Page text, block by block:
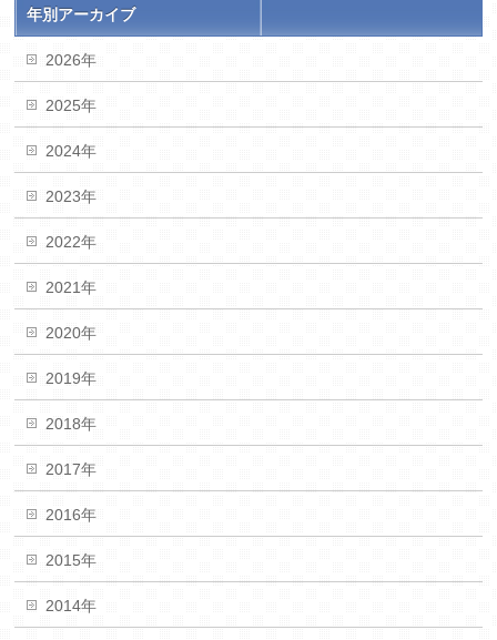
年別アーカイブ
2026年
2025年
2024年
2023年
2022年
2021年
2020年
2019年
2018年
2017年
2016年
2015年
2014年